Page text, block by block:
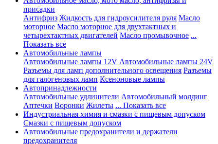
присадки
Антифриз Жидкость для гидроусилителя руля Масло
моторное Масло моторное для двухтактных и
четырехтактных двигателей Масло промывочное ...
Показать все
Автомобильные лампы
Автомобильные лампы 12V Автомобильные лампы 24V
Разъемы для ламп дополнительного освещения Разъемы
для галогеновых ламп Ксеноновые лампы
Автопринадлежности
Автомобильные удлинители Автомобильный молдинг
Аптечки Воронки Жилеты ... Показать все
Индустриальная химия и смазки с пищевым допуском
Смазки с пищевым допуском
Автомобильные предохранители и держатели
предохранителя